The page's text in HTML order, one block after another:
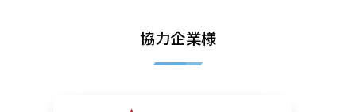
協力企業様